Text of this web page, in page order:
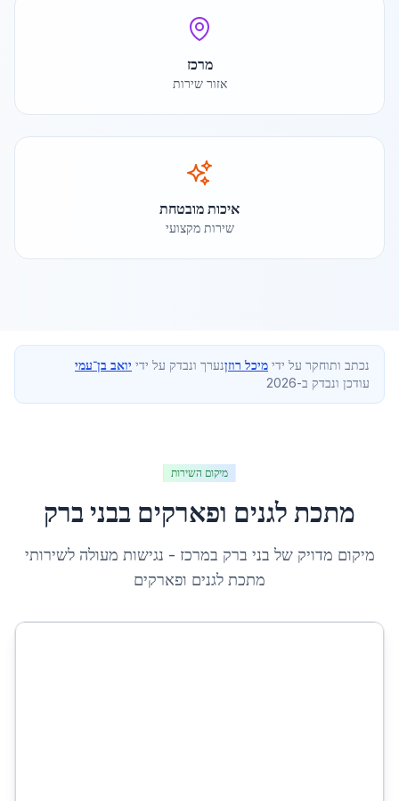
מרכז
אזור שירות
איכות מובטחת
שירות מקצועי
נכתב ותוחקר על ידי מיכל רוזןנערך ונבדק על ידי יואב בן־עמי
עודכן ונבדק ב-2026
מיקום השירות
מתכת לגנים ופארקים בבני ברק
מיקום מדויק של בני ברק במרכז - נגישות מעולה לשירותי
מתכת לגנים ופארקים